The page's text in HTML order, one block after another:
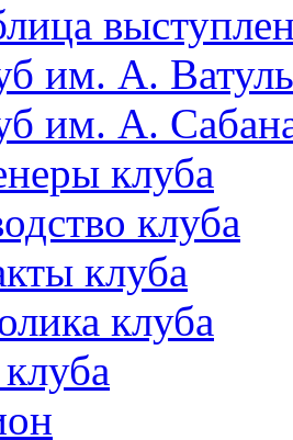
им. А.
им. А.
клуба
клуба
клуба
клуба